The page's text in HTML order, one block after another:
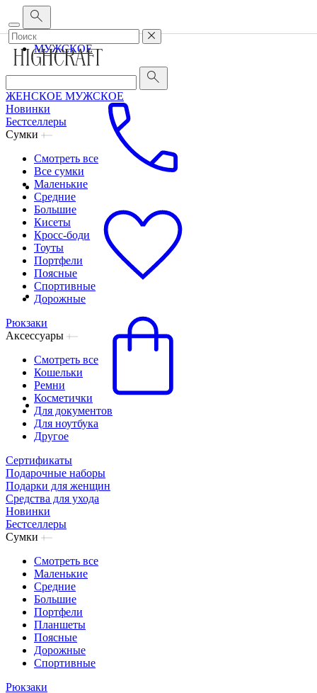
Корпоративным клиентам
ЖЕНСКОЕ
МУЖСКОЕ
ЖЕНСКОЕ МУЖСКОЕ
Новинки
Бестселлеры
Сумки
Смотреть все
Все сумки
Маленькие
Средние
Большие
Кисеты
Кросс-боди
Тоуты
Портфели
Поясные
Спортивные
Дорожные
Рюкзаки
Аксессуары
Смотреть все
Кошельки
Ремни
Косметички
Для документов
Для ноутбука
Другое
Сертификаты
Подарочные наборы
Подарки для женщин
Средства для ухода
Новинки
Бестселлеры
Сумки
Смотреть все
Маленькие
Средние
Большие
Портфели
Планшеты
Поясные
Дорожные
Спортивные
Рюкзаки